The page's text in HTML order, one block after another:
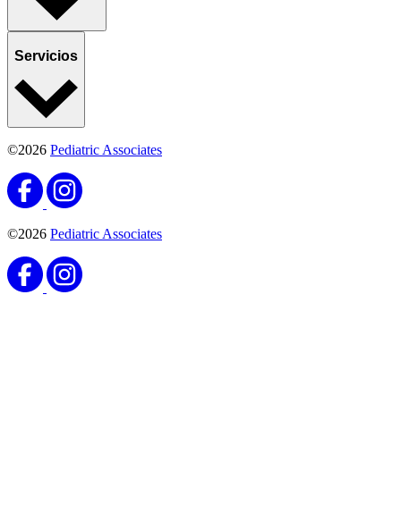
Servicios
©2026 Pediatric Associates
©2026 Pediatric Associates